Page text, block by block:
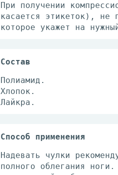
При получении
касается этикеток), не
которое укажет на
Состав
Полиамид.
Хлопок.
Лайкра.
Способ применения
Надевать чулки
полного облегания